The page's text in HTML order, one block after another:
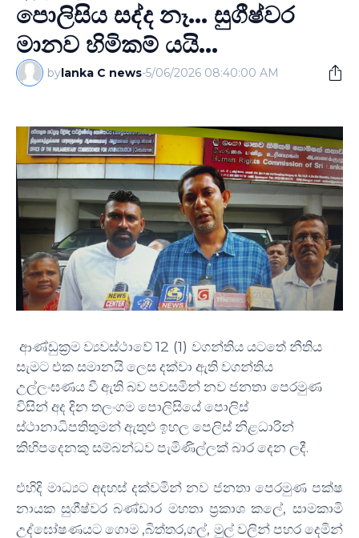
පොලිසිය සද්ද නෑ... සුගීෂ්වර
මානව හිමිකම් යයි...
bylanka C news-5/06/2026 08:40:00 AM
ආණ්ඩුක්‍රම ව්‍යවස්ථාවේ 12 (1) වගන්තිය යටතේ නීතිය
සැමට එක සමානයි ලෙස දක්වා ඇති වගන්තිය
උල්ලංඝණය වී ඇති බව පවසමින් නව ජනතා පෙරමුණ
විසින් අද දින තලංගම පොලිසියේ පොලිස්
ස්ථානාධිපතිතුමන් ඇතුළු ඉහල පෙලිස් නිළධාරින්
කිහිපදෙනකු සම්බන්ධව පැමිණිල්ලක් බාර දෙන ලදී.
එහිදි මාධ්‍යට අදහස් දක්වමින් නව ජනතා පෙරමුණ පක්ෂ
නායක සුගීෂ්වර බණ්ඩාර මහතා ප්‍රකාශ කලේ,සාමකාමි
උද්ඝෝෂණයට ගොම ,බිත්තර,ගල්, මුල් වලින් පහර දෙමින්